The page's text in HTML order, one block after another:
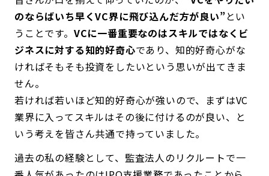
のならばいち早くVC界に飛び込んだ方が良い”とい
うことです。 VCに一番重要なのはスキルではなくビ
ジネスに対する知的好奇心であり、知的好奇心がな
ければそもそも投資をしたいという思いが出てきま
せん。
若ければ若いほど知的好奇心が強いので、まずはVC
業界に入ってスキルはその後に付けるのが良い、と
いう考えを皆さん共通で持っていました。
過去の私の経験として、監査法人のリクルートで一